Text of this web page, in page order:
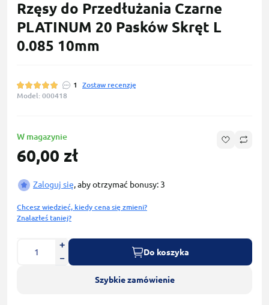
Rzęsy do Przedłużania Czarne
PLATINUM 20 Pasków Skręt L
0.085 10mm
1
Zostaw recenzję
Model: 000418
W magazynie
60,00 zł
Zaloguj się, aby otrzymać bonusy: 3
Chcesz wiedzieć, kiedy cena się zmieni?
Znalazłeś taniej?
Do koszyka
Szybkie zamówienie